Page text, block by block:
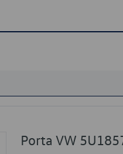
Porta VW